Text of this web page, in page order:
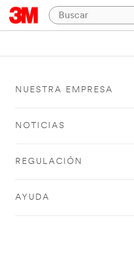
NUESTRA EMPRESA
NOTICIAS
REGULACIÓN
AYUDA